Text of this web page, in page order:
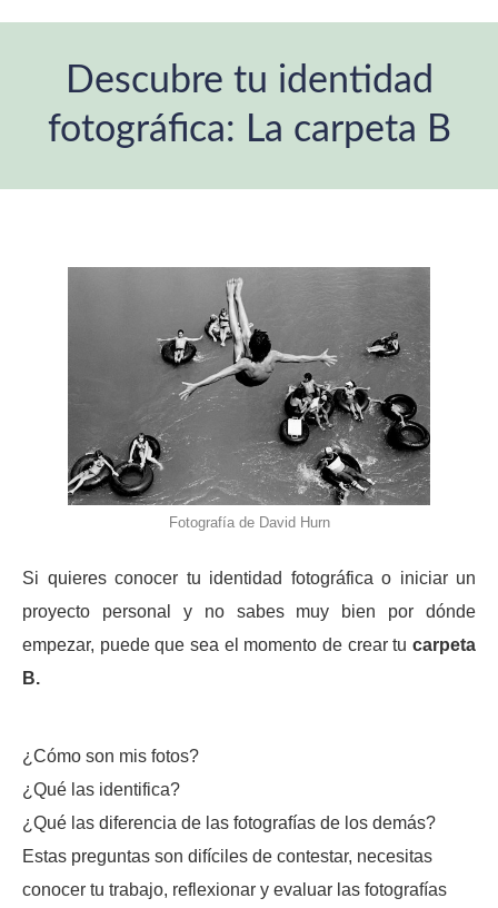
Descubre tu identidad
fotográfica: La carpeta B
Fotografía de David Hurn
Si quieres conocer tu identidad fotográfica o iniciar un
proyecto personal y no sabes muy bien por dónde
empezar, puede que sea el momento de crear tu carpeta
B.
¿Cómo son mis fotos?
¿Qué las identifica?
¿Qué las diferencia de las fotografías de los demás?
Estas preguntas son difíciles de contestar, necesitas
conocer tu trabajo, reflexionar y evaluar las fotografías